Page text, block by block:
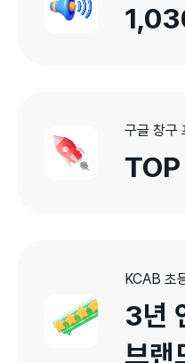
구글 창구
KCAB 초
3년
브랜